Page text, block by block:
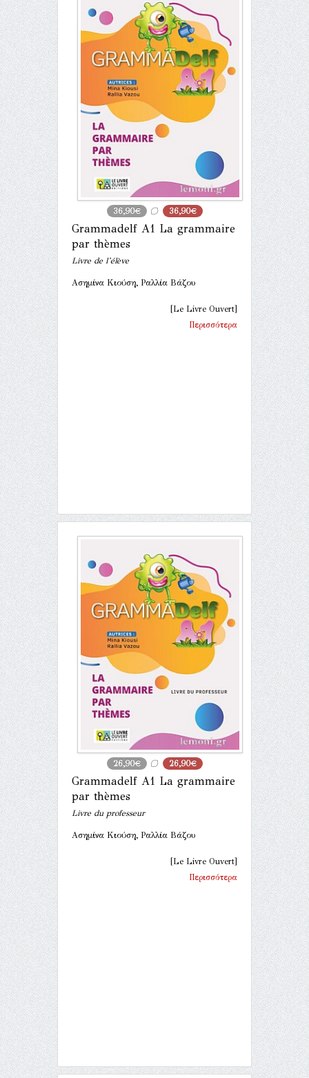
36,90€ 36,90€
Grammadelf A1 La grammaire
par thèmes
Livre de l’élève
Ασημίνα Κιούση, Ραλλία Βάζου
[Le Livre Ouvert]
Περισσότερα
26,90€ 26,90€
Grammadelf A1 La grammaire
par thèmes
Livre du professeur
Ασημίνα Κιούση, Ραλλία Βάζου
[Le Livre Ouvert]
Περισσότερα